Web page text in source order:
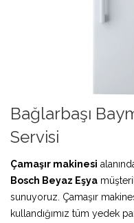
Bağlarbaşı
Servisi
Çamaşır makinesi
Bosch Beyaz Eşya
sunuyoruz. Çamaşır
kullandığımız tüm yedek